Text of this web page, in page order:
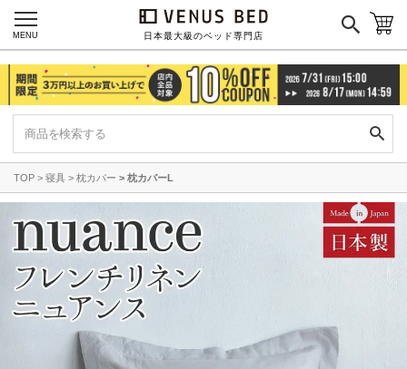
日本最大級のベッド専門店
MENU
TOP 寝具 枕カバー 枕カバーL